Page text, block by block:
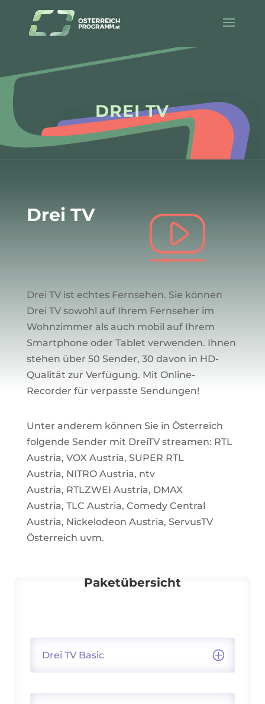
DREI TV
Drei TV
Drei TV ist echtes Fernsehen. Sie können
Drei TV sowohl auf Ihrem Fernseher im
Wohnzimmer als auch mobil auf Ihrem
Smartphone oder Tablet verwenden. Ihnen
stehen über 50 Sender, 30 davon in HD-
Qualität zur Verfügung. Mit Online-
Recorder für verpasste Sendungen!
Unter anderem können Sie in Österreich
folgende Sender mit DreiTV streamen: RTL
Austria, VOX Austria, SUPER RTL
Austria, NITRO Austria, ntv
Austria, RTLZWEI Austria, DMAX
Austria, TLC Austria, Comedy Central
Austria, Nickelodeon Austria, ServusTV
Österreich uvm.
Paketübersicht
Drei TV Basic